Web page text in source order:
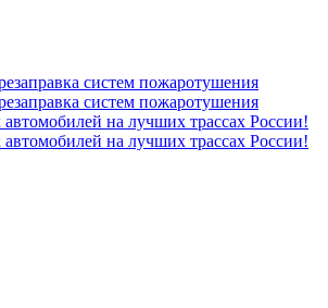
систем пожаротушения
систем пожаротушения
на лучших трассах России!
на лучших трассах России!